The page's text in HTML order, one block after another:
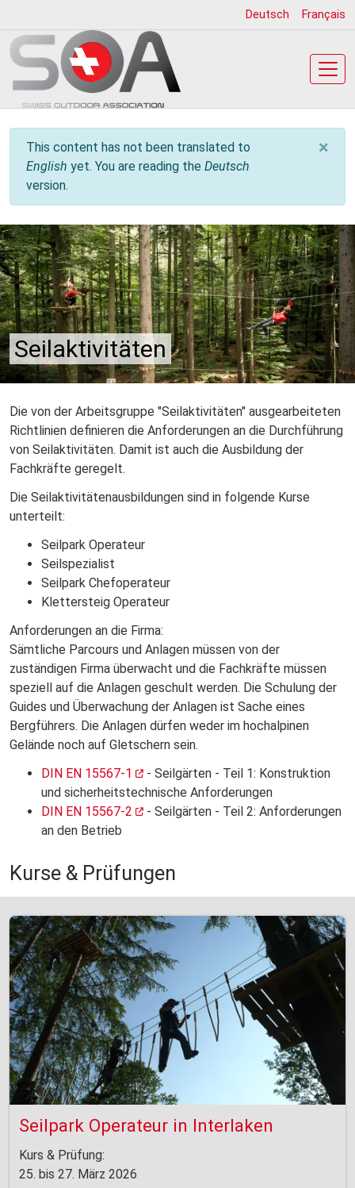
to
main
content
Deutsch Français
×
Info message
This content has not been translated to
English yet. You are reading the Deutsch
version.
Seilaktivitäten
Die von der Arbeitsgruppe "Seilaktivitäten" ausgearbeiteten
Richtlinien definieren die Anforderungen an die Durchführung
von Seilaktivitäten. Damit ist auch die Ausbildung der
Fachkräfte geregelt.
Die Seilaktivitätenausbildungen sind in folgende Kurse
unterteilt:
Seilpark Operateur
Seilspezialist
Seilpark Chefoperateur
Klettersteig Operateur
Anforderungen an die Firma:
Sämtliche Parcours und Anlagen müssen von der
zuständigen Firma überwacht und die Fachkräfte müssen
speziell auf die Anlagen geschult werden. Die Schulung der
Guides und Überwachung der Anlagen ist Sache eines
Bergführers. Die Anlagen dürfen weder im hochalpinen
Gelände noch auf Gletschern sein.
DIN EN 15567-1
- Seilgärten - Teil 1: Konstruktion
und sicherheitstechnische Anforderungen
DIN EN 15567-2
- Seilgärten - Teil 2: Anforderungen
an den Betrieb
Kurse & Prüfungen
Seilpark Operateur in Interlaken
Kurs & Prüfung:
25. bis 27. März 2026